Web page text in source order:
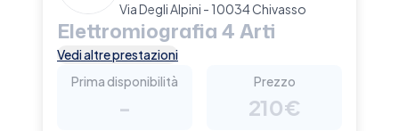
Via Degli Alpini - 10034 Chivasso
Elettromiografia 4 Arti
Vedi altre prestazioni
Prima disponibilità
-
Prezzo
210€